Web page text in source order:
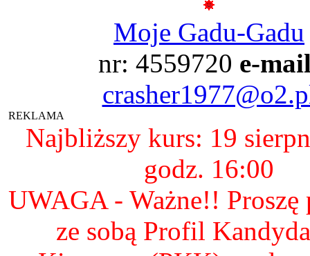
Moje Gadu-Gadu
nr: 4559720 e-
REKLAMA
Najbliższy kurs: 19
godz. 16:00
UWAGA - Ważne!! Proszę
ze sobą Profil